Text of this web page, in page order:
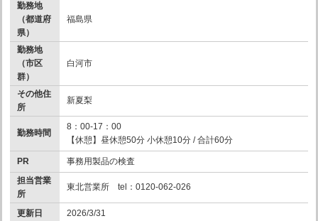
勤務地
（都道府
県）
福島県
勤務地
（市区
群）
白河市
その他住
所
新夏梨
勤務時間
8：00-17：00
【休憩】昼休憩50分 小休憩10分 / 合計60分
PR
事務用製品の検査
担当営業
所
東北営業所 tel：0120-062-026
更新日 2026/3/31